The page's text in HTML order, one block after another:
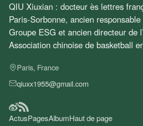
QIU Xiuxian : docteur ès lettres
Paris-Sorbonne, ancien
Groupe ESG et ancien directeur de
Association chinoise de basketball
Paris, France
qiuxx1955@gmail.com
ActusPagesAlbumHaut de page